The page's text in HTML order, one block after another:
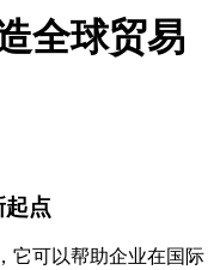
全球贸易
点
它可以帮助企业在国际